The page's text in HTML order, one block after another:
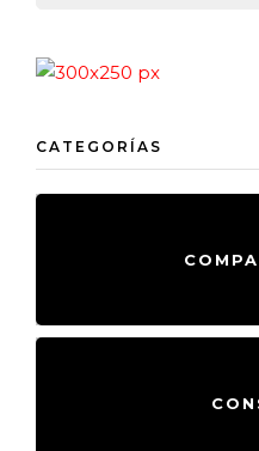
CATEGORÍAS